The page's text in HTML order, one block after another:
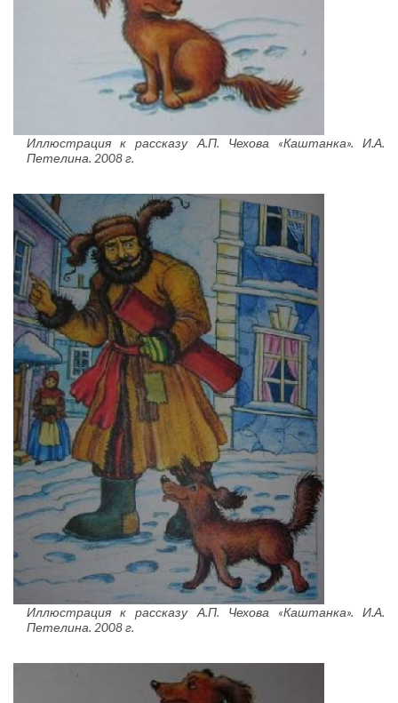
Иллюстрация к рассказу А.П. Чехова «Каштанка». И.А.
Петелина. 2008 г.
Иллюстрация к рассказу А.П. Чехова «Каштанка». И.А.
Петелина. 2008 г.